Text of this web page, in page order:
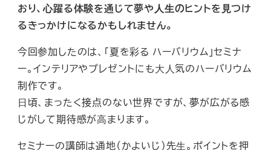
おり、⼼躍る体験を通じて夢や⼈⽣のヒントを⾒つけ
るきっかけになるかもしれません。
今回参加したのは、「夏を彩る ハーバリウム」セミナ
ー。インテリアやプレゼントにも⼤⼈気のハーバリウム
制作です。
⽇頃、まったく接点のない世界ですが、夢が広がる感
じがして期待感が⾼まります。
セミナーの講師は通地（かよいじ）先⽣。ポイントを押